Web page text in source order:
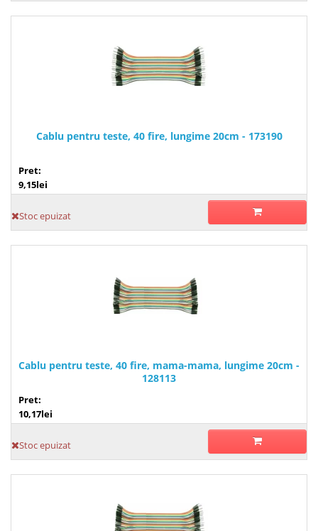
Cablu pentru teste, 40 fire, lungime 20cm - 173190
Pret:
9,15lei
Stoc epuizat
Cablu pentru teste, 40 fire, mama-mama, lungime 20cm -
128113
Pret:
10,17lei
Stoc epuizat